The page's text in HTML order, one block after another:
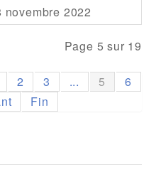
novembre 2022
Page 5 sur 19
2 3 ... 5
6
Fin